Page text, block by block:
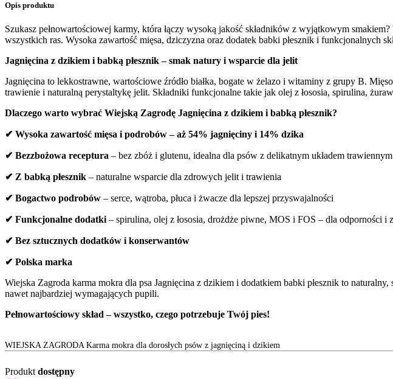
Opis produktu
Szukasz pełnowartościowej karmy, która łączy wysoką jakość składników z wyjątkowym
wszystkich ras. Wysoka zawartość mięsa, dziczyzna oraz dodatek babki płesznik i funkcjonalnych
Jagnięcina z dzikiem i babką płesznik – smak natury i wsparcie dla jelit
Jagnięcina to lekkostrawne, wartościowe źródło białka, bogate w żelazo i witaminy z grupy B.
trawienie i naturalną perystaltykę jelit. Składniki funkcjonalne takie jak olej z łososia, spirulina,
Dlaczego warto wybrać Wiejską Zagrodę Jagnięcina z dzikiem i babką płesznik?
✔ Wysoka zawartość mięsa i podrobów – aż 54% jagnięciny i 14% dzika
✔ Bezzbożowa receptura – bez zbóż i glutenu, idealna dla psów z delikatnym układem trawiennym
✔ Z babką płesznik – naturalne wsparcie dla zdrowych jelit i trawienia
✔ Bogactwo podrobów – serce, wątroba, płuca i żwacze dla lepszej przyswajalności
✔ Funkcjonalne dodatki – spirulina, olej z łososia, drożdże piwne, MOS i FOS – dla odporności i
✔ Bez sztucznych dodatków i konserwantów
✔ Polska marka
Wiejska Zagroda karma mokra dla psa Jagnięcina z dzikiem i dodatkiem babki płesznik to
nawet najbardziej wymagających pupili.
Pełnowartościowy skład – wszystko, czego potrzebuje Twój pies!
WIEJSKA ZAGRODA Karma mokra dla dorosłych psów z jagnięciną i dzikiem
Produkt dostępny